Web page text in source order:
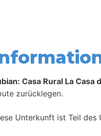
Casa Rural La Casa
zurücklegen.
Unterkunft ist Teil des